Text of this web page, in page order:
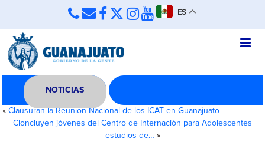
ES
NOTICIAS
«Clausuran la Reunión Nacional de los ICAT en Guanajuato
Cloncluyen jóvenes del Centro de Internación para Adolescentes
estudios de… »